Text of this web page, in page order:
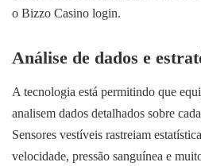
o Bizzo Casino login.
Análise de dados e
A tecnologia está permitindo que
analisem dados detalhados sobre
Sensores vestíveis rastreiam
velocidade, pressão sanguínea e